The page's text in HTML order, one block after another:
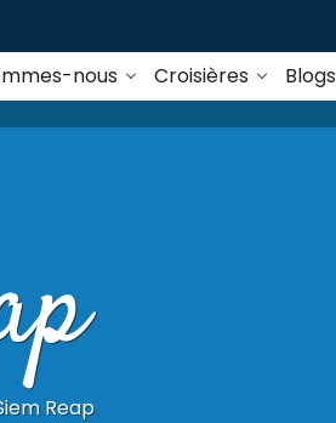
nous Croisières Blogs
Reap